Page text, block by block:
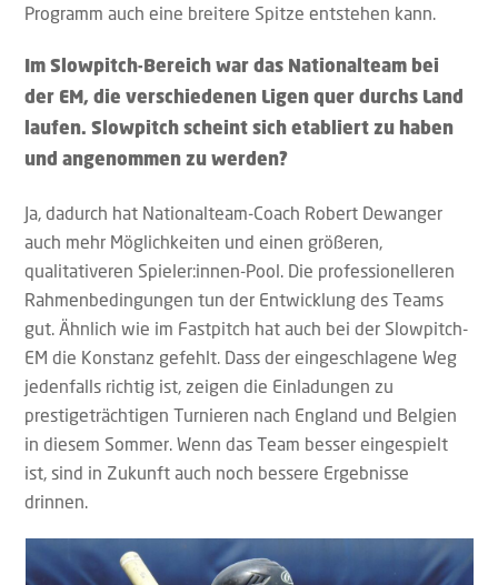
Programm auch eine breitere Spitze entstehen kann.
Im Slowpitch-Bereich war das Nationalteam bei
der EM, die verschiedenen Ligen quer durchs Land
laufen. Slowpitch scheint sich etabliert zu haben
und angenommen zu werden?
Ja, dadurch hat Nationalteam-Coach Robert Dewanger
auch mehr Möglichkeiten und einen größeren,
qualitativeren Spieler:innen-Pool. Die professionelleren
Rahmenbedingungen tun der Entwicklung des Teams
gut. Ähnlich wie im Fastpitch hat auch bei der Slowpitch-
EM die Konstanz gefehlt. Dass der eingeschlagene Weg
jedenfalls richtig ist, zeigen die Einladungen zu
prestigeträchtigen Turnieren nach England und Belgien
in diesem Sommer. Wenn das Team besser eingespielt
ist, sind in Zukunft auch noch bessere Ergebnisse
drinnen.